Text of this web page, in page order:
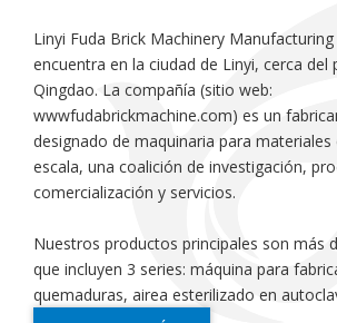
Linyi Fuda Brick Machinery Manufacturing
encuentra en la ciudad de Linyi, cerca del
Qingdao. La compañía (sitio web:
wwwfudabrickmachine.com) es un
designado de maquinaria para materiales
escala, una coalición de investigación,
comercialización y servicios.
Nuestros productos principales son más
que incluyen 3 series: máquina para
quemaduras, airea esterilizado en